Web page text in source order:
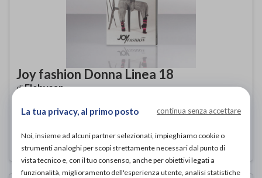
Joy fashion Donna Linea 18
diFlebysan
PROVA E ACQUISTA IN NEGOZIO DA26,00€
La tua privacy, al primo posto continua senza accettare
Noi, insieme ad alcuni partner selezionati, impieghiamo cookie o
strumenti analoghi per scopi strettamente necessari dal punto di
vista tecnico e, con il tuo consenso, anche per obiettivi legati a
funzionalità, miglioramento dell'esperienza utente, analisi statistiche